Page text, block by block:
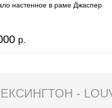
настенное в раме Джаспер
р.
-